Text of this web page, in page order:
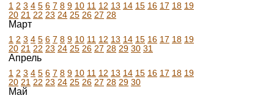
1 2 3 4 5 6 7 8 9 10 11 12 13 14 15 16 17 18 19
20 21 22 23 24 25 26 27 28
Март
1 2 3 4 5 6 7 8 9 10 11 12 13 14 15 16 17 18 19
20 21 22 23 24 25 26 27 28 29 30 31
Апрель
1 2 3 4 5 6 7 8 9 10 11 12 13 14 15 16 17 18 19
20 21 22 23 24 25 26 27 28 29 30
Май